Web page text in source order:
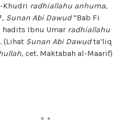
Khudri radhiallahu anhuma,
Sunan Abi Dawud“Bab Fi
hadits Ibnu Umar radhiallahu
(Lihat Sunan Abi Dawudta’liq
, cet. Maktabah al-Maarif)